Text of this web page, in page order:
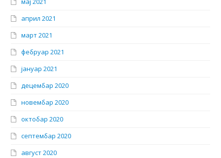
април 2021
март 2021
фебруар 2021
јануар 2021
децембар 2020
новембар 2020
октобар 2020
септембар 2020
август 2020